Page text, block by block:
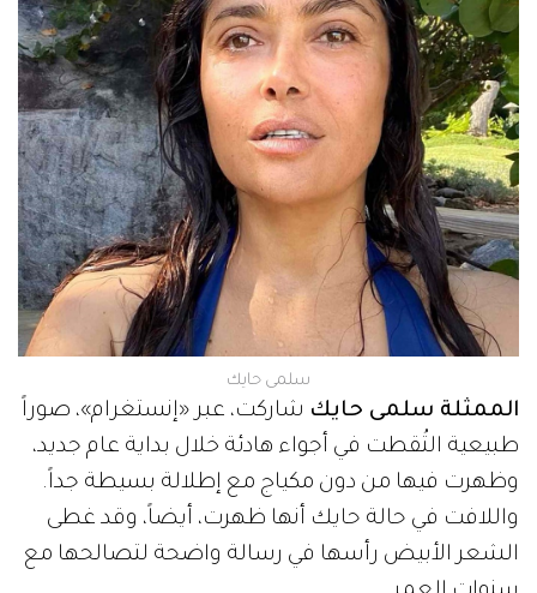
سلمى حايك
الممثلة سلمى حايك شاركت، عبر «إنستغرام»، صوراً
طبيعية التُقطت في أجواء هادئة خلال بداية عام جديد،
وظهرت فيها من دون مكياج مع إطلالة بسيطة جداً.
واللافت في حالة حايك أنها ظهرت، أيضاً، وقد غطى
الشعر الأبيض رأسها في رسالة واضحة لتصالحها مع